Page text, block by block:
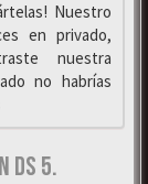
Nuestro
en privado,
nuestra
no habrías
DS 5.